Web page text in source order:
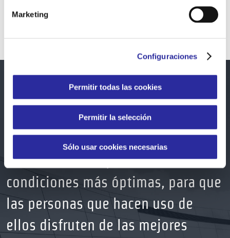
Marketing
Configuraciones
Permitir todas las cookies
Permitir la selección
Sólo usar cookies necesarias
MANTENIMIENTO INTEGRAL DE
INSTALACIONES DEL EDIFICIO DE LA
PISCINA DE LLORET
Con nuestras soluciones
garantizamos que los centros
deportivos, que son espacios de
vida, estén siempre en las
condiciones más óptimas, para que
las personas que hacen uso de
ellos disfruten de las mejores